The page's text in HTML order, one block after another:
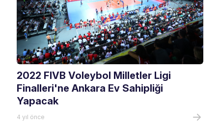
2022 FIVB Voleybol Milletler Ligi
Finalleri'ne Ankara Ev Sahipliği
Yapacak
4 yıl önce